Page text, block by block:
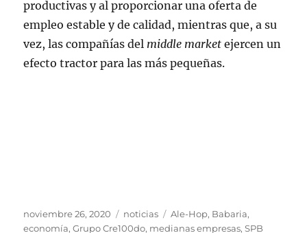
productivas y al proporcionar una oferta de
empleo estable y de calidad, mientras que, a su
vez, las compañías del middle market ejercen un
efecto tractor para las más pequeñas.
Publicado
el
noviembre 26, 2020 Categorías
noticias Etiquetas
Ale-Hop, Babaria,
economía,Grupo Cre100do, medianas empresas,SPB